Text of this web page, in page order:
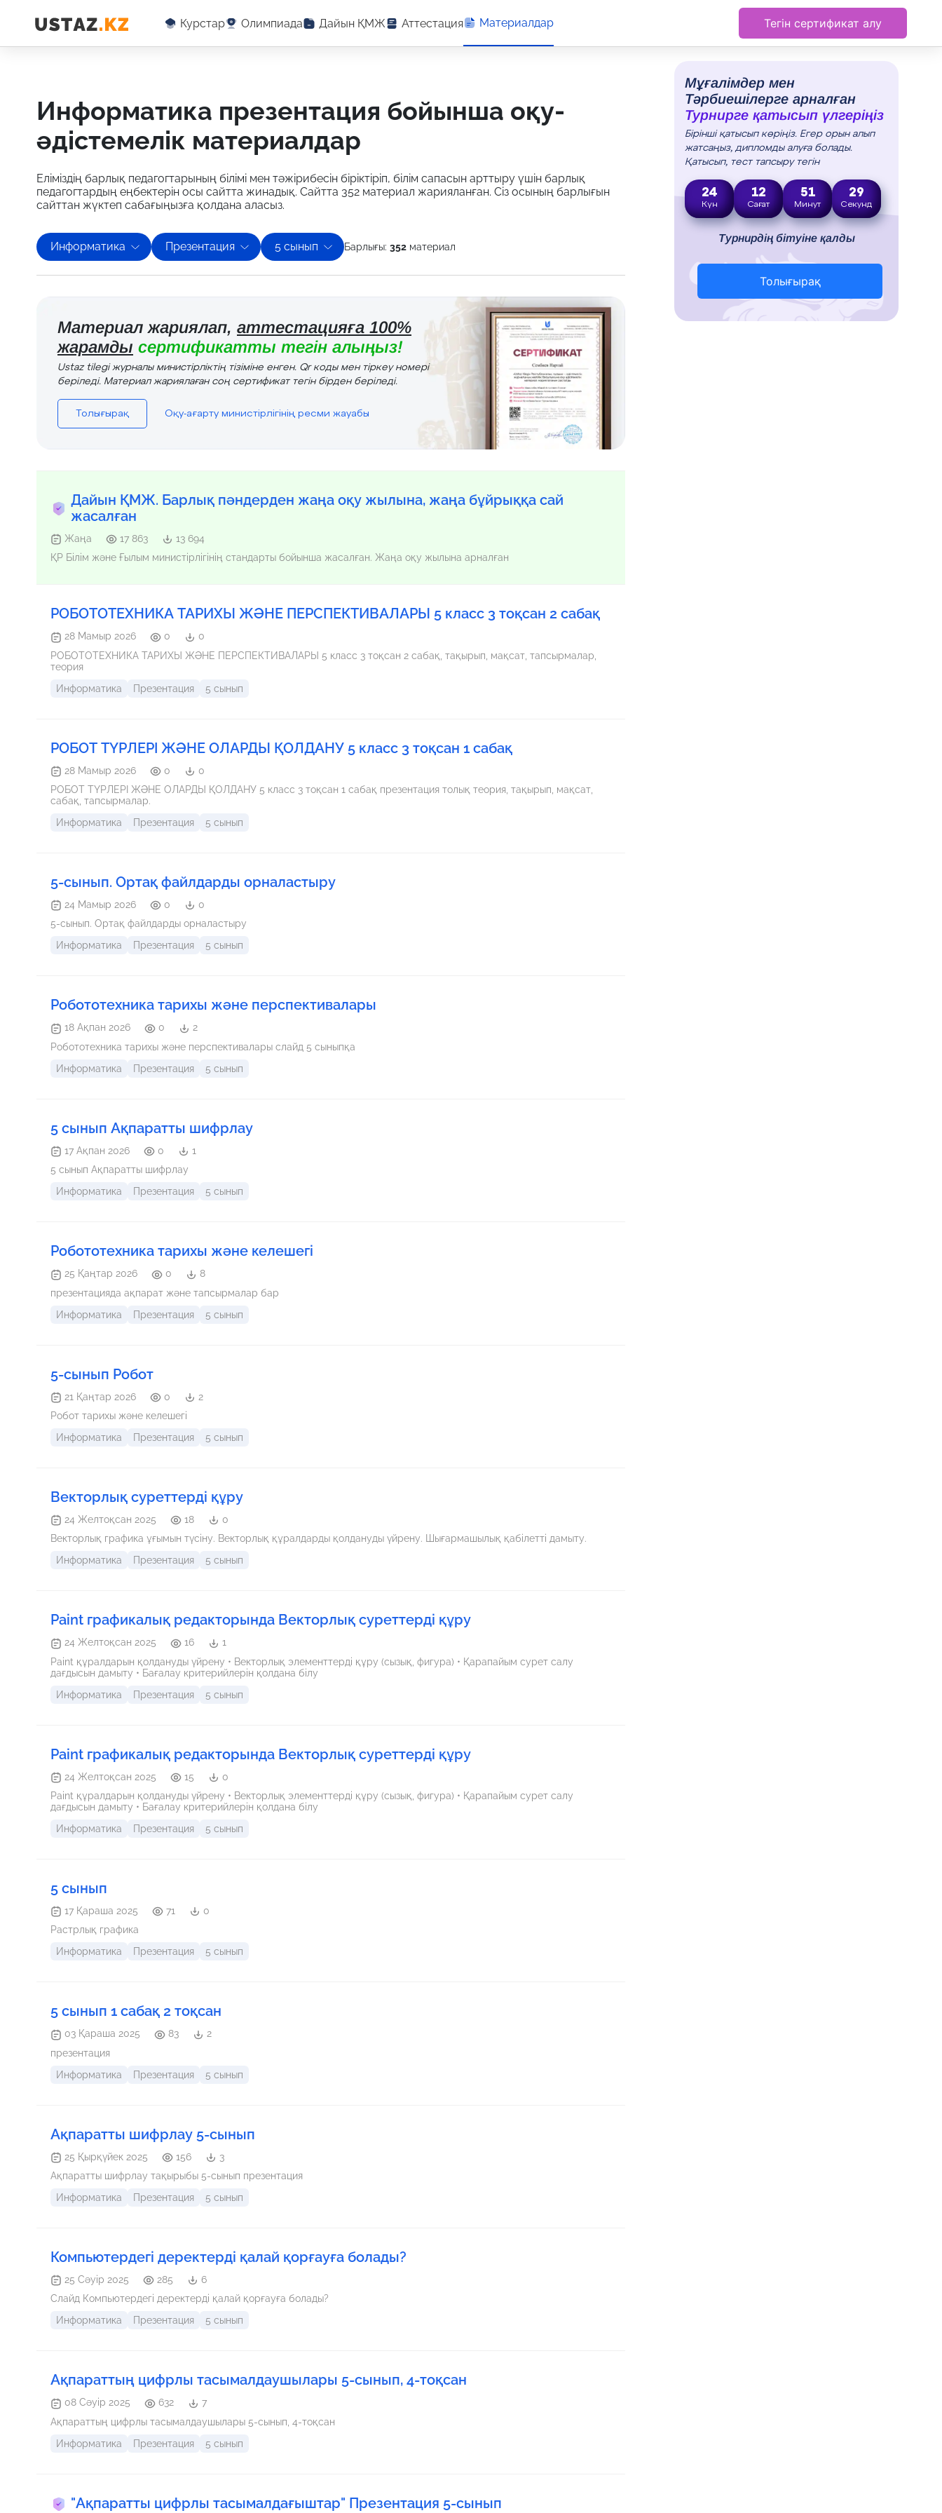
Курстар Олимпиада Дайын ҚМЖ Аттестация Материалдар Тегін сертификат алу
информатика презентация бойынша оқу-
әдістемелік материалдар
Еліміздің барлық педагогтарының білімі мен тәжірибесін біріктіріп, білім сапасын арттыру үшін барлық
педагогтардың еңбектерін осы сайтта жинадық. Сайтта 352 материал жарияланған. Сіз осының барлығын
сайттан жүктеп сабағыңызға қолдана аласыз.
Информатика Презентация 5 сынып Барлығы: 352 материал
Материал жариялап, аттестацияға 100%
жарамды сертификатты тегін алыңыз!
Ustaz tilegi журналы министірліктің тізіміне енген. Qr коды мен тіркеу номері
беріледі. Материал жариялаған соң сертификат тегін бірден беріледі.
Толығырақ Оқу-ағарту министірлігінің ресми жауабы
Дайын ҚМЖ. Барлық пәндерден жаңа оқу жылына, жаңа бұйрыққа сай
жасалған
Жаңа 17 863
13 694
ҚР Білім және Ғылым министірлігінің стандарты бойынша жасалған. Жаңа оқу жылына арналған
РОБОТОТЕХНИКА ТАРИХЫ ЖӘНЕ ПЕРСПЕКТИВАЛАРЫ 5 класс 3 тоқсан 2 сабақ
28 Мамыр 2026 0
0
РОБОТОТЕХНИКА ТАРИХЫ ЖӘНЕ ПЕРСПЕКТИВАЛАРЫ 5 класс 3 тоқсан 2 сабақ, тақырып, мақсат, тапсырмалар,
теория
Информатика
Презентация 5 сынып
РОБОТ ТҮРЛЕРІ ЖӘНЕ ОЛАРДЫ ҚОЛДАНУ 5 класс 3 тоқсан 1 сабақ
28 Мамыр 2026 0
0
РОБОТ ТҮРЛЕРІ ЖӘНЕ ОЛАРДЫ ҚОЛДАНУ 5 класс 3 тоқсан 1 сабақ презентация толық теория, тақырып, мақсат,
сабақ, тапсырмалар.
Информатика
Презентация 5 сынып
5-сынып. Ортақ файлдарды орналастыру
24 Мамыр 2026 0
0
5-сынып. Ортақ файлдарды орналастыру
Информатика
Презентация 5 сынып
Робототехника тарихы және перспективалары
18 Ақпан 2026 0
2
Робототехника тарихы және перспективалары слайд 5 сыныпқа
Информатика
Презентация 5 сынып
5 сынып Ақпаратты шифрлау
17 Ақпан 2026 0
1
5 сынып Ақпаратты шифрлау
Информатика
Презентация 5 сынып
Робототехника тарихы және келешегі
25 Қаңтар 2026 0
8
презентацияда ақпарат және тапсырмалар бар
Информатика
Презентация 5 сынып
5-сынып Робот
21 Қаңтар 2026 0
2
Робот тарихы және келешегі
Информатика
Презентация 5 сынып
Векторлық суреттерді құру
24 Желтоқсан 2025 18
0
Векторлық графика ұғымын түсіну. Векторлық құралдарды қолдануды үйрену. Шығармашылық қабілетті дамыту.
Информатика
Презентация 5 сынып
Paint графикалық редакторында Векторлық суреттерді құру
24 Желтоқсан 2025 16
1
Paint құралдарын қолдануды үйрену • Векторлық элементтерді құру (сызық, фигура) • Қарапайым сурет салу
дағдысын дамыту • Бағалау критерийлерін қолдана білу
Информатика
Презентация 5 сынып
Paint графикалық редакторында Векторлық суреттерді құру
24 Желтоқсан 2025 15
0
Paint құралдарын қолдануды үйрену • Векторлық элементтерді құру (сызық, фигура) • Қарапайым сурет салу
дағдысын дамыту • Бағалау критерийлерін қолдана білу
Информатика
Презентация 5 сынып
5 сынып
17 Қараша 2025 71
0
Растрлық графика
Информатика
Презентация 5 сынып
5 сынып 1 сабақ 2 тоқсан
03 Қараша 2025 83
2
презентация
Информатика
Презентация 5 сынып
Ақпаратты шифрлау 5-сынып
25 Қырқүйек 2025 156
3
Ақпаратты шифрлау тақырыбы 5-сынып презентация
Информатика
Презентация 5 сынып
Компьютердегі деректерді қалай қорғауға болады?
25 Сәуір 2025 285
6
Слайд Компьютердегі деректерді қалай қорғауға болады?
Информатика
Презентация 5 сынып
Ақпараттың цифрлы тасымалдаушылары 5-сынып, 4-тоқсан
08 Сәуір 2025 632
7
Ақпараттың цифрлы тасымалдаушылары 5-сынып, 4-тоқсан
Информатика
Презентация 5 сынып
"Ақпаратты цифрлы тасымалдағыштар" Презентация 5-сынып
Мұғалімдер мен
Тәрбиешілерге арналған
Турнирге қатысып үлгеріңіз
Бірінші қатысып көріңіз. Егер орын алып
жатсаңыз, дипломды алуға болады.
Қатысып, тест тапсыру тегін
24
Күн
12
Сағат
51
Минут
28
Секунд
Турнирдің бітуіне қалды
Толығырақ